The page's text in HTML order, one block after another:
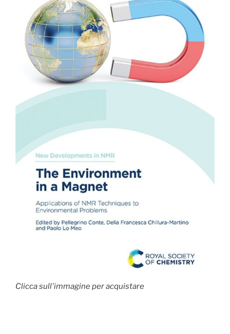
Clicca sull'immagine per acquistare